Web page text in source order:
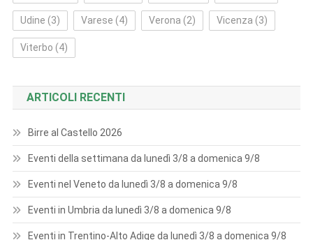
Udine (3) Varese (4) Verona (2) Vicenza (3)
Viterbo (4)
ARTICOLI RECENTI
Birre al Castello 2026
Eventi della settimana da lunedì 3/8 a domenica 9/8
Eventi nel Veneto da lunedì 3/8 a domenica 9/8
Eventi in Umbria da lunedì 3/8 a domenica 9/8
Eventi in Trentino-Alto Adige da lunedì 3/8 a domenica 9/8